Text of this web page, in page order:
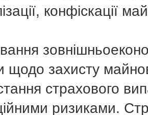
конфіскації
щодо захисту
страхового
ризиками.